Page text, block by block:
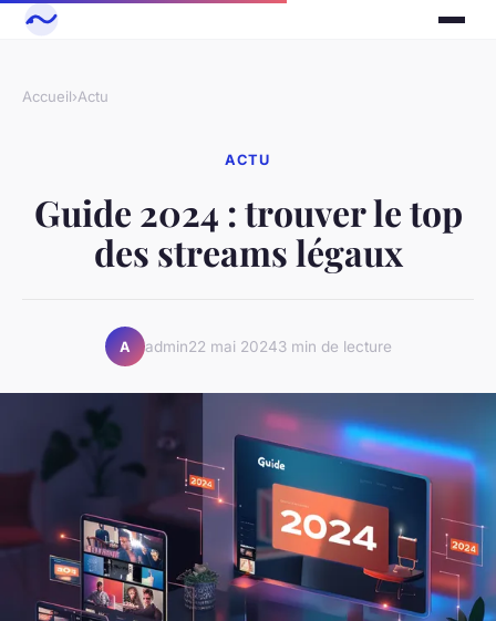
Accueil›Actu
ACTU
Guide 2024 : trouver le top
des streams légaux
A admin22 mai 20243 min de lecture